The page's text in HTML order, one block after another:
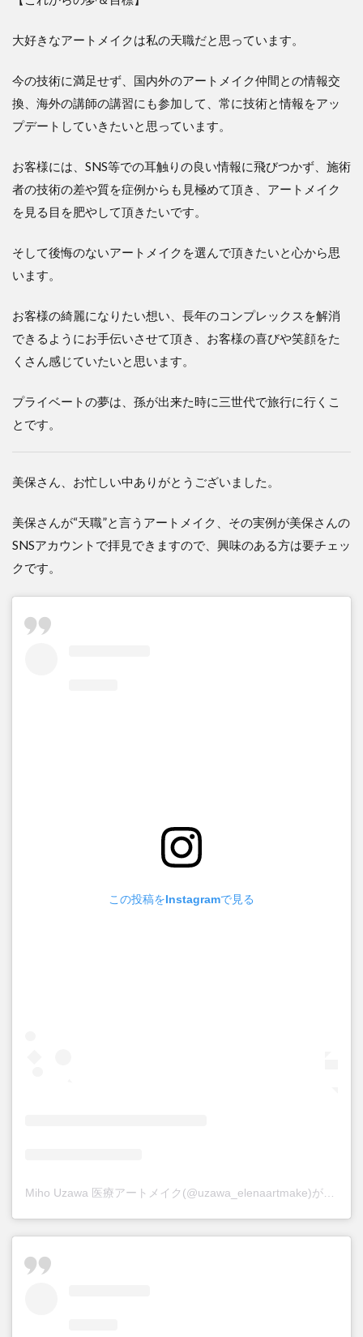
大好きなアートメイクは私の天職だと思っています。
今の技術に満足せず、国内外のアートメイク仲間との情報交
換、海外の講師の講習にも参加して、常に技術と情報をアッ
プデートしていきたいと思っています。
お客様には、SNS等での耳触りの良い情報に飛びつかず、施術
者の技術の差や質を症例からも見極めて頂き、アートメイク
を見る目を肥やして頂きたいです。
そして後悔のないアートメイクを選んで頂きたいと心から思
います。
お客様の綺麗になりたい想い、長年のコンプレックスを解消
できるようにお手伝いさせて頂き、お客様の喜びや笑顔をた
くさん感じていたいと思います。
プライベートの夢は、孫が出来た時に三世代で旅行に行くこ
とです。
美保さん、お忙しい中ありがとうございました。
美保さんが“天職”と言うアートメイク、その実例が美保さんの
SNSアカウントで拝見できますので、興味のある方は要チェッ
クです。
この投稿をInstagramで見る